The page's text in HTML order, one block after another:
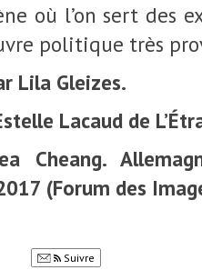
où l’on sert des
politique très
Lila Gleizes.
Lacaud de
Cheang.
(Forum des
Suivre